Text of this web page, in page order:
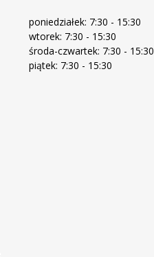
poniedziałek: 7:30 - 15:30
wtorek: 7:30 - 15:30
środa-czwartek: 7:30 - 15:30
piątek: 7:30 - 15:30